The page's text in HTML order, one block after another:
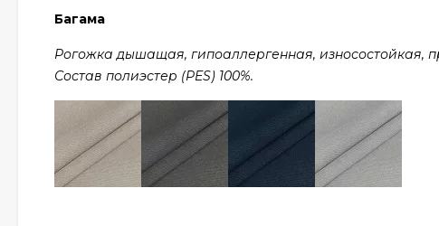
Багама
Рогожка дышащая, гипоаллергенная, износостойкая,
Состав полиэстер (PES) 100%.